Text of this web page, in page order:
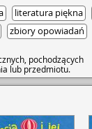
literatura piękna
zbiory opowiadań
pochodzących
lub przedmiotu.